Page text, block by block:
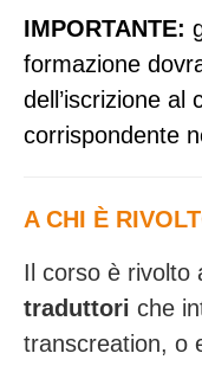
IMPORTANTE:
formazione
dell’iscrizione al
corrispondente
A CHI È
Il corso è rivolto
traduttori che
transcreation, o